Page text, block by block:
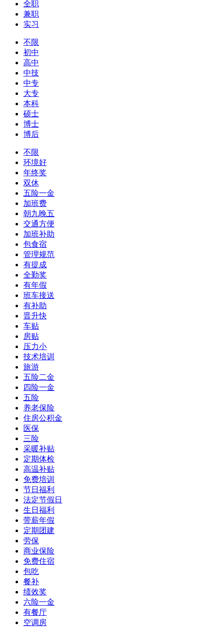
全职
兼职
实习
不限
初中
高中
中技
中专
大专
本科
硕士
博士
博后
不限
环境好
年终奖
双休
五险一金
加班费
朝九晚五
交通方便
加班补助
包食宿
管理规范
有提成
全勤奖
有年假
班车接送
有补助
晋升快
车贴
房贴
压力小
技术培训
旅游
五险二金
四险一金
五险
养老保险
住房公积金
医保
三险
采暖补贴
定期体检
高温补贴
免费培训
节日福利
法定节假日
生日福利
带薪年假
定期团建
劳保
商业保险
免费住宿
包吃
餐补
绩效奖
六险一金
有餐厅
空调房